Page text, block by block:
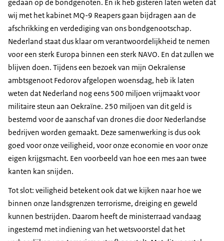
gedaan op de bondgenoten. En ik heb gisteren laten weten dat
wij met het kabinet MQ-9 Reapers gaan bijdragen aan de
afschrikking en verdediging van ons bondgenootschap.
Nederland staat dus klaar om verantwoordelijkheid te nemen
voor een sterk Europa binnen een sterk NAVO. En dat zullen we
blijven doen. Tijdens een bezoek van mijn Oekraïense
ambtsgenoot Fedorov afgelopen woensdag, heb ik laten
weten dat Nederland nog eens 500 miljoen vrijmaakt voor
militaire steun aan Oekraïne. 250 miljoen van dit geld is
bestemd voor de aanschaf van drones die door Nederlandse
bedrijven worden gemaakt. Deze samenwerking is dus ook
goed voor onze veiligheid, voor onze economie en voor onze
eigen krijgsmacht. Een voorbeeld van hoe een mes aan twee
kanten kan snijden.
Tot slot: veiligheid betekent ook dat we kijken naar hoe we
binnen onze landsgrenzen terrorisme, dreiging en geweld
kunnen bestrijden. Daarom heeft de ministerraad vandaag
ingestemd met indiening van het wetsvoorstel dat het